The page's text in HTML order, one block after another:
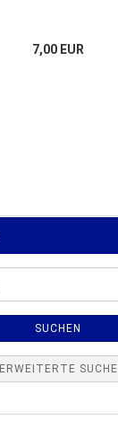
7,00 EUR
SUCHEN
ERWEITERTE SUCHE